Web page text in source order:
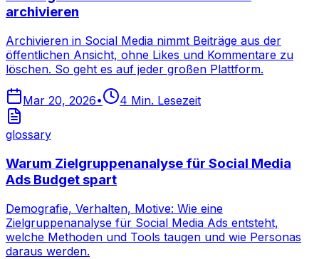
archivieren
Archivieren in Social Media nimmt Beiträge aus der
öffentlichen Ansicht, ohne Likes und Kommentare zu
löschen. So geht es auf jeder großen Plattform.
Mar 20, 2026• 4 Min. Lesezeit
glossary
Warum Zielgruppenanalyse für Social Media
Ads Budget spart
Demografie, Verhalten, Motive: Wie eine
Zielgruppenanalyse für Social Media Ads entsteht,
welche Methoden und Tools taugen und wie Personas
daraus werden.